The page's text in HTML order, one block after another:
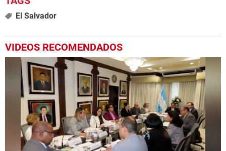
El Salvador
VIDEOS RECOMENDADOS